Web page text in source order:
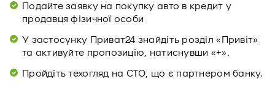
Подайте заявку на покупку авто в кредит у
продавця фізичної особи
У застосунку Приват24 знайдіть розділ «Привіт»
та активуйте пропозицію, натиснувши «+».
Пройдіть техогляд на СТО, що є партнером банку.